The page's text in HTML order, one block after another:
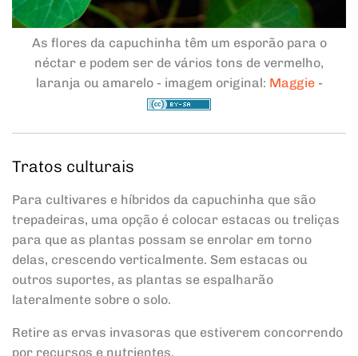
As flores da capuchinha têm um esporão para o
néctar e podem ser de vários tons de vermelho,
laranja ou amarelo - imagem original: Maggie-
Tratos culturais
Para cultivares e híbridos da capuchinha que são
trepadeiras, uma opção é colocar estacas ou treliças
para que as plantas possam se enrolar em torno
delas, crescendo verticalmente. Sem estacas ou
outros suportes, as plantas se espalharão
lateralmente sobre o solo.
Retire as ervas invasoras que estiverem concorrendo
por recursos e nutrientes.